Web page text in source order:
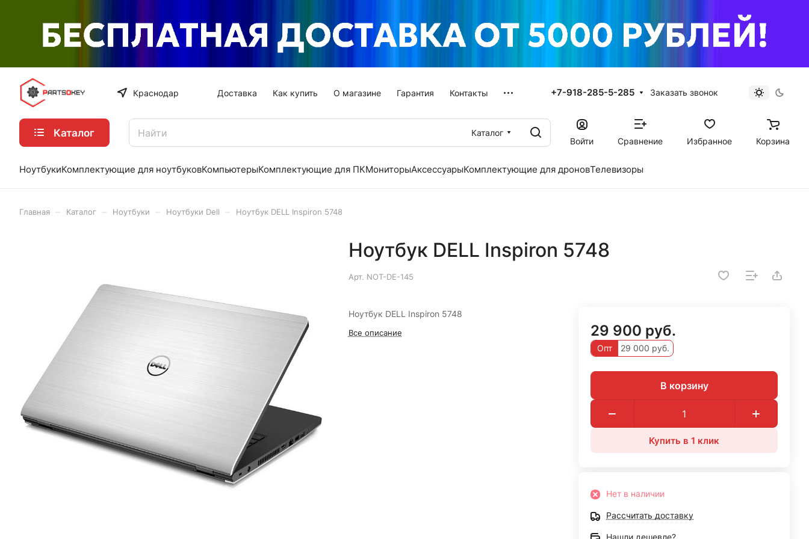
Краснодар Доставка Как купить О магазине Гарантия Контакты +7-918-285-5-285 Заказать звонок
Каталог
Каталог
Войти
Сравнение Избранное Корзина
НоутбукиКомплектующие для ноутбуковКомпьютерыКомплектующие для ПКМониторыАксессуарыКомплектующие для дроновТелевизоры
Главная Каталог Ноутбуки Ноутбуки Dell Ноутбук DELL Inspiron 5748
Ноутбук DELL Inspiron 5748
Арт. NOT-DE-145
Ноутбук DELL Inspiron 5748
Все описание 29 900 руб.
Опт 29 000 руб.
В корзину
Купить в 1 клик
Нет в наличии
Рассчитать доставку
Нашли дешевле?